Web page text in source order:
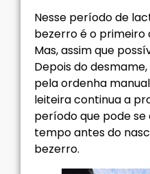
Nesse período de
bezerro é o primeiro
Mas, assim que
Depois do
pela ordenha
leiteira continua a
período que pode
tempo antes do
bezerro.